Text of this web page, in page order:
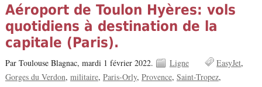
Aéroport de Toulon Hyères: vols
quotidiens à destination de la
capitale (Paris).
Par Toulouse Blagnac, mardi 1 février 2022. Ligne
EasyJet
Gorges du Verdon militaire Paris-Orly Provence Saint-Tropez